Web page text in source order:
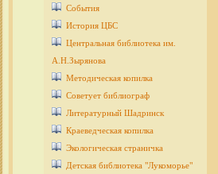
События
История ЦБС
Центральная библиотека им.
А.Н.Зырянова
Методическая копилка
Советует библиограф
Литературный Шадринск
Краеведческая копилка
Экологическая страничка
Детcкая библиотека "Лукоморье"